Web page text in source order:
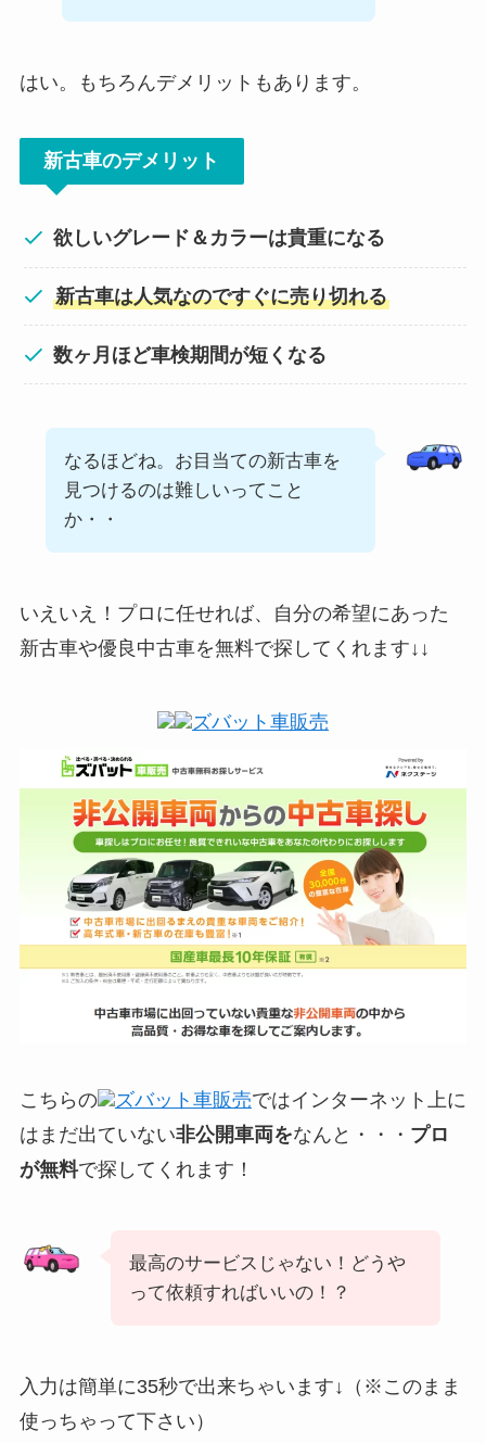
はい。もちろんデメリットもあります。
新古車のデメリット
欲しいグレード＆カラーは貴重になる
新古車は人気なのですぐに売り切れる
数ヶ月ほど車検期間が短くなる
なるほどね。お目当ての新古車を
見つけるのは難しいってこと
か・・
いえいえ！プロに任せれば、自分の希望にあった
新古車や優良中古車を無料で探してくれます↓↓
ズバット車販売
こちらの ズバット車販売ではインターネット上に
はまだ出ていない非公開車両をなんと・・・ プロ
が無料で探してくれます！
最高のサービスじゃない！どうや
って依頼すればいいの！？
入力は簡単に35秒で出来ちゃいます↓（※このまま
使っちゃって下さい）